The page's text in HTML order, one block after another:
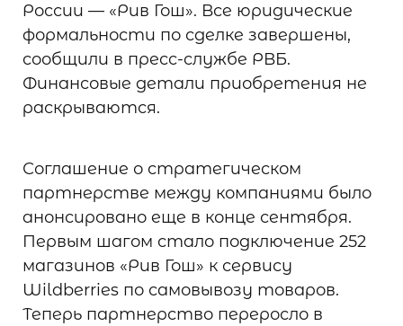
России — «Рив Гош». Все юридические
формальности по сделке завершены,
сообщили в пресс-службе РВБ.
Финансовые детали приобретения не
раскрываются.
Соглашение о стратегическом
партнерстве между компаниями было
анонсировано еще в конце сентября.
Первым шагом стало подключение 252
магазинов «Рив Гош» к сервису
Wildberries по самовывозу товаров.
Теперь партнерство переросло в